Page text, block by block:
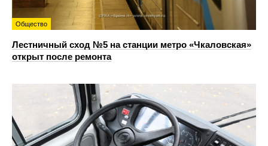
Общество
Лестничный сход №5 на станции метро «Чкаловская»
открыт после ремонта